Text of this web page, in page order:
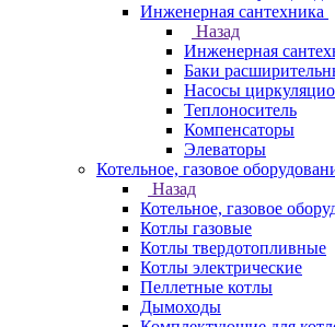
Инженерная сантехника
Назад
Инженерная
Баки
Насосы
Теплоноситель
Компенсаторы
Элеваторы
Котельное, газовое
Назад
Котельное, газовое
Котлы газовые
Котлы твердотопливные
Котлы электрические
Пеллетные котлы
Дымоходы